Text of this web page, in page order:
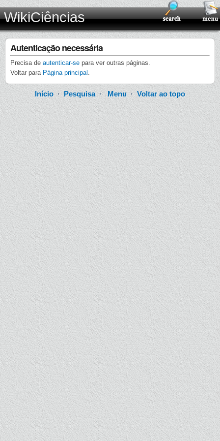
WikiCiências
Autenticação necessária
Precisa de autenticar-se para ver outras páginas.
Voltar para Página principal .
Início · Pesquisa·Menu ·Voltar ao topo